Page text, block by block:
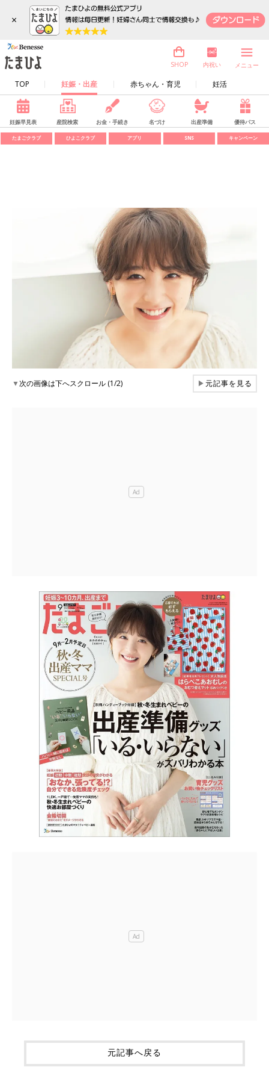
×
TOP 妊娠・出産 赤ちゃん・育児 妊活
SHOP 内祝い メニュー
妊娠早見表 産院検索 お金・手続き 名づけ 出産準備 優待パス
たまごクラブ ひよこクラブ アプリ SNS キャンペーン
▼次の画像は下へスクロール (1/2) ▶元記事を見る
元記事へ戻る